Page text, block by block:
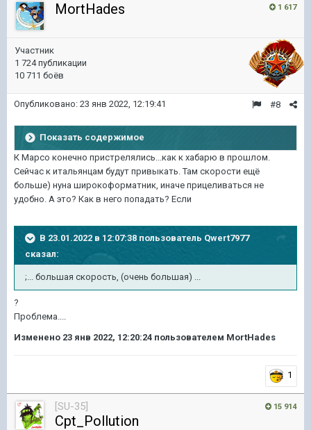
1 617
MortHades
Участник
1 724 публикации
10 711 боёв
#8
Опубликовано: 23 янв 2022, 12:19:41
Показать содержимое
К Марсо конечно пристрелялись...как к хабарю в прошлом.
Сейчас к итальянцам будут привыкать. Там скорости ещё
больше) нуна широкоформатник, иначе прицеливаться не
удобно. А это? Как в него попадать? Если
В 23.01.2022 в 12:07:38 пользователь Qwert7977
сказал:
;... большая скорость, (очень большая) ...
?
Проблема....
Изменено 23 янв 2022, 12:20:24 пользователем MortHades
1
15 914
[SU-35]
Cpt_Pollution